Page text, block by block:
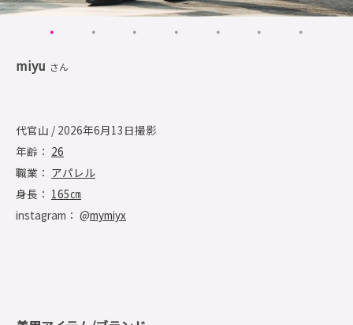
miyu さん
代官山 / 2026年6月13日撮影
年齢： 26
職業： アパレル
身長： 165㎝
instagram： @mymiyx